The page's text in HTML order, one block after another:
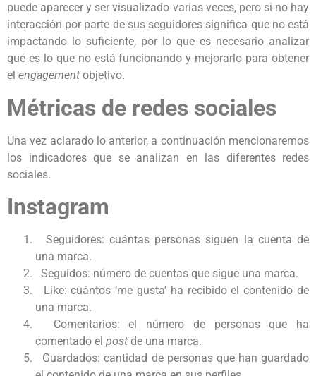
puede aparecer y ser visualizado varias veces, pero si no hay
interacción por parte de sus seguidores significa que no está
impactando lo suficiente, por lo que es necesario analizar
qué es lo que no está funcionando y mejorarlo para obtener
el engagement objetivo.
Métricas de redes sociales
Una vez aclarado lo anterior, a continuación mencionaremos
los indicadores que se analizan en las diferentes redes
sociales.
Instagram
Seguidores: cuántas personas siguen la cuenta de
una marca.
Seguidos: número de cuentas que sigue una marca.
Like: cuántos ‘me gusta’ ha recibido el contenido de
una marca.
Comentarios: el número de personas que ha
comentado el post de una marca.
Guardados: cantidad de personas que han guardado